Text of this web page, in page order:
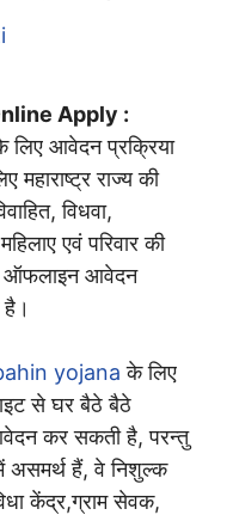
Apply :
के लिए आवेदन प्रक्रिया
राज्य की
विधवा,
एवं परिवार की
ऑफलाइन आवेदन
yojana के लिए
से घर बैठे बैठे
कर सकती है, परन्तु
असमर्थ हैं, वे निशुल्क
केंद्र,ग्राम सेवक,